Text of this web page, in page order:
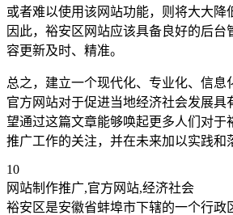
或者难以使用该网站功能，则将大大降
因此，裕安区网站应该具备良好的后台
容更新及时、精准。
总之，建立一个现代化、专业化、信息
官方网站对于促进当地经济社会发展具
望通过这篇文章能够唤起更多人们对于
推广工作的关注，并在未来加以实践和
10
网站制作推广,官方网站,经济社会
裕安区是安徽省蚌埠市下辖的一个行政